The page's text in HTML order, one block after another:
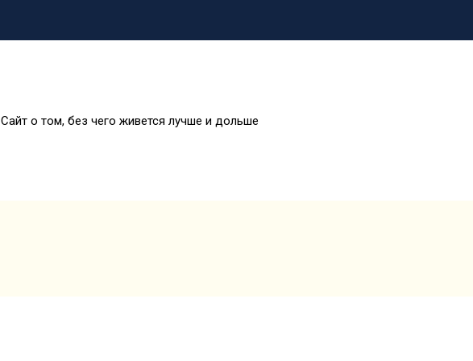
Сайт о том, без чего живется лучше и дольше